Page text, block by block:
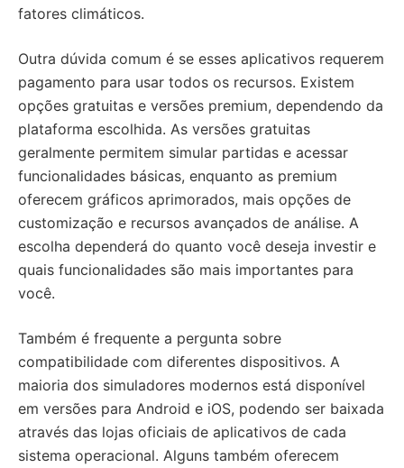
fatores climáticos.
Outra dúvida comum é se esses aplicativos requerem
pagamento para usar todos os recursos. Existem
opções gratuitas e versões premium, dependendo da
plataforma escolhida. As versões gratuitas
geralmente permitem simular partidas e acessar
funcionalidades básicas, enquanto as premium
oferecem gráficos aprimorados, mais opções de
customização e recursos avançados de análise. A
escolha dependerá do quanto você deseja investir e
quais funcionalidades são mais importantes para
você.
Também é frequente a pergunta sobre
compatibilidade com diferentes dispositivos. A
maioria dos simuladores modernos está disponível
em versões para Android e iOS, podendo ser baixada
através das lojas oficiais de aplicativos de cada
sistema operacional. Alguns também oferecem